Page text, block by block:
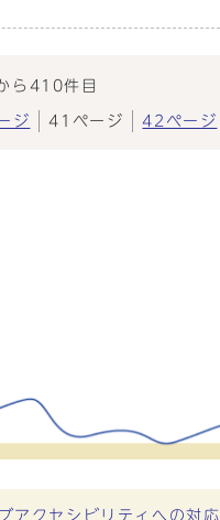
ら410件目
ジ 41ページ 42ページ
アクセシビリティへの対応